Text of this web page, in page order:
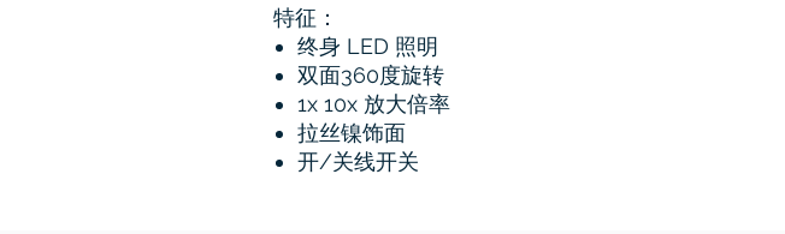
特征：
终身 LED 照明
双面360度旋转
1x 10x 放大倍率
拉丝镍饰面
开/关线开关